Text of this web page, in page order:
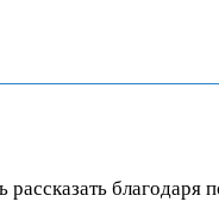
благодаря